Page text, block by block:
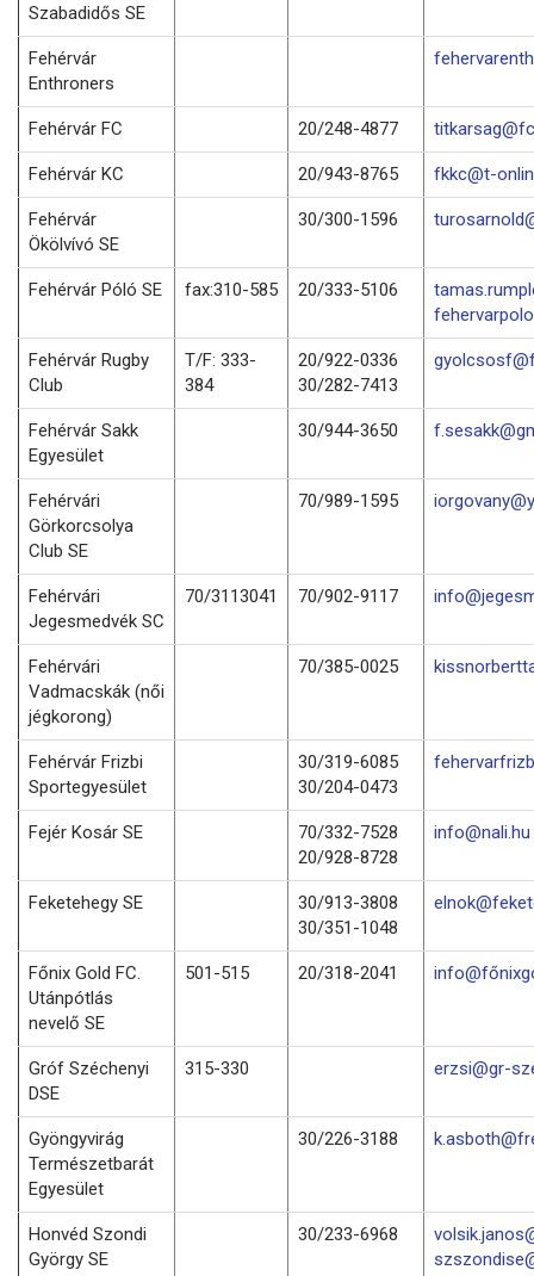
Szabadidős SE
Fehérvár
Enthroners
Fehérvár FC 20/248-4877
Fehérvár KC 20/943-8765 fkkc@t-
Fehérvár
Ökölvívó SE
30/300-1596
Fehérvár Póló SE fax:310-585 20/333-5106
Fehérvár Rugby
Club
T/F: 333-
384
20/922-0336
30/282-7413
Fehérvár Sakk
Egyesület
30/944-3650
Fehérvári
Görkorcsolya
Club SE
70/989-1595
Fehérvári
Jegesmedvék SC
70/3113041 70/902-9117
Fehérvári
Vadmacskák (női
jégkorong)
70/385-0025
Fehérvár Frizbi
Sportegyesület
30/319-6085
30/204-0473
Fejér Kosár SE
70/332-7528
20/928-8728
info@nali.hu
Feketehegy SE
30/913-3808
30/351-1048
Főnix Gold FC.
Utánpótlás
nevelő SE
501-515 20/318-2041
Gróf Széchenyi
DSE
315-330 erzsi@gr-
Gyöngyvirág
Természetbarát
Egyesület
30/226-3188
Honvéd Szondi
György SE
30/233-6968